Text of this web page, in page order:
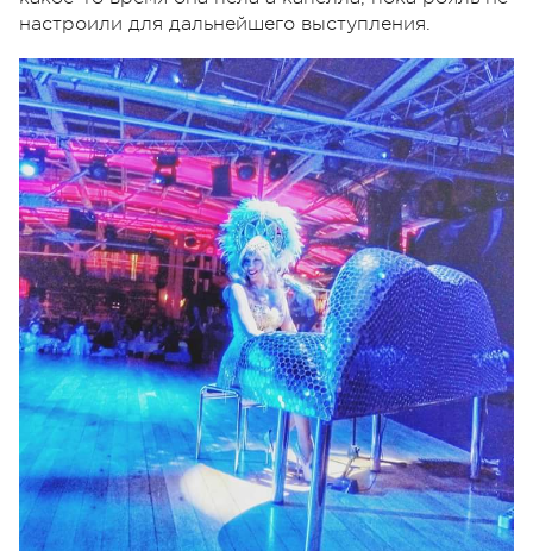
настроили для дальнейшего выступления.